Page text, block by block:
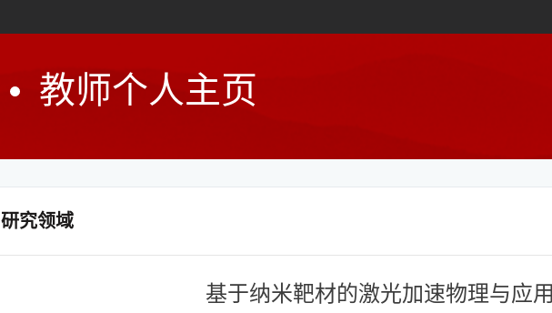
教师个人主页
研究领域
基于纳米靶材的激光加速物理与应用